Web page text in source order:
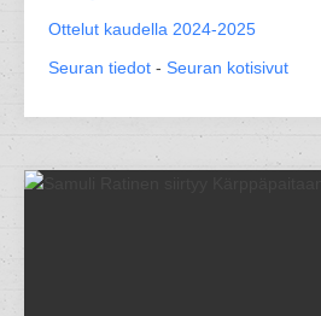
Ottelut kaudella 2024-2025
Seuran tiedot - Seuran kotisivut